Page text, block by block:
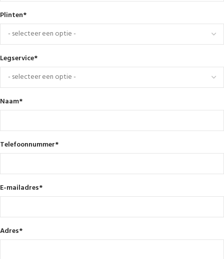
Plinten*
Legservice*
Naam*
Telefoonnummer*
E-mailadres*
Adres*